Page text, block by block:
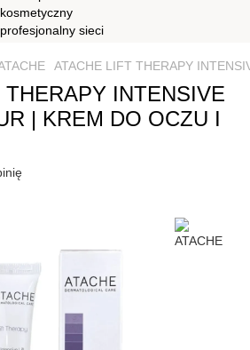
ATACHE LIFT THERAPY
THERAPY INTENSIVE
| KREM DO OCZU I